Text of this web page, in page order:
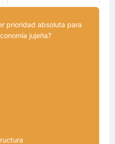
prioridad absoluta para
jujeña?